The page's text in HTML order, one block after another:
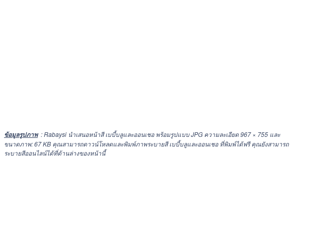
ข้อมูลรูปภาพ : Rabaysi นำเสนอหน้าสี เบบี้บลูและออนเชอ พร้อมรูปแบบ JPG ความละเอียด967 × 755 และ
ขนาดภาพ: 67 KB คุณสามารถดาวน์โหลดและพิมพ์ภาพระบายสี เบบี้บลูและออนเชอ ที่พิมพ์ได้ฟรี คุณยังสามารถ
ระบายสีออนไลน์ได้ที่ด้านล่างของหน้านี้